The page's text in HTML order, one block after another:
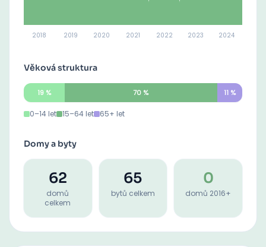
2018 2019 2020 2021 2022 2023 2024
Věková struktura
19 % 70 % 11%
0–14 let 15–64 let 65+ let
Domy a byty
62
domů
celkem
65
bytů celkem
0
domů 2016+